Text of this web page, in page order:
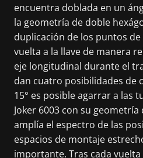
encuentra doblada en un
la geometría de doble
duplicación de los puntos
vuelta a la llave de manera
eje longitudinal durante el
dan cuatro posibilidades de
15° es posible agarrar a las
Joker 6003 con su
amplía el espectro de las
espacios de montaje
importante. Tras cada vuelta